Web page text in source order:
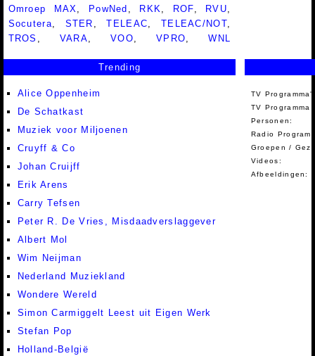
Omroep MAX
PowNed RKK ROF RVU
Socutera
STER ,TELEAC TELEAC/NOT
TROS
VARA ,VOO ,VPRO ,WNL
Trending
Alice Oppenheim
De Schatkast
Muziek voor Miljoenen
Cruyff & Co
Johan Cruijff
Erik Arens
Carry Tefsen
Peter R. De Vries, Misdaadverslaggever
Albert Mol
Wim Neijman
Nederland Muziekland
Wondere Wereld
Simon Carmiggelt Leest uit Eigen Werk
Stefan Pop
Holland-België
TV
TV Programma
Personen:
Radio
Groepen /
Videos:
Afbeeldingen: